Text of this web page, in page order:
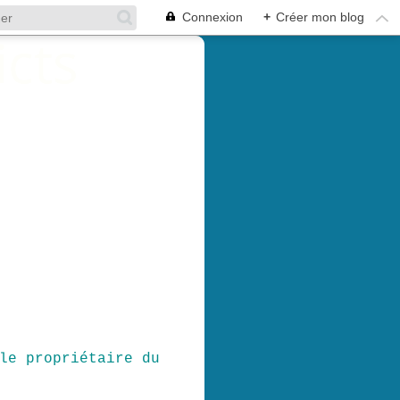
Connexion + Créer mon blog
propriétaire du